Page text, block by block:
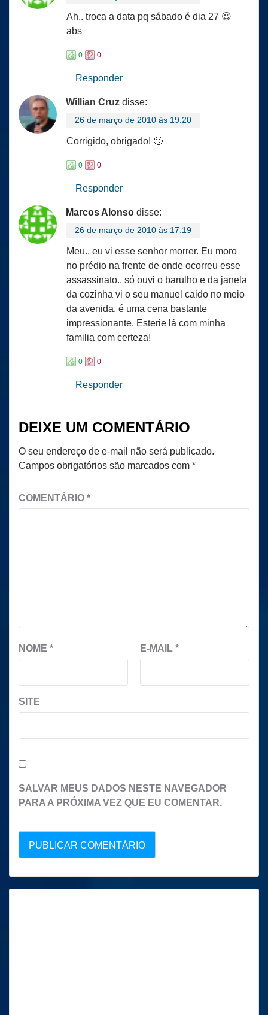
Ah.. troca a data pq sábado é dia 27 😉
abs
0 0
Responder
Willian Cruz disse:
26 de março de 2010 às 19:20
Corrigido, obrigado! 🙂
0 0
Responder
Marcos Alonso disse:
26 de março de 2010 às 17:19
Meu.. eu vi esse senhor morrer. Eu moro
no prédio na frente de onde ocorreu esse
assassinato.. só ouvi o barulho e da janela
da cozinha vi o seu manuel caido no meio
da avenida. é uma cena bastante
impressionante. Esterie lá com minha
familia com certeza!
0 0
Responder
DEIXE UM COMENTÁRIO
O seu endereço de e-mail não será publicado.
Campos obrigatórios são marcados com *
COMENTÁRIO *
NOME * E-MAIL *
SITE
SALVAR MEUS DADOS NESTE NAVEGADOR
PARA A PRÓXIMA VEZ QUE EU COMENTAR.